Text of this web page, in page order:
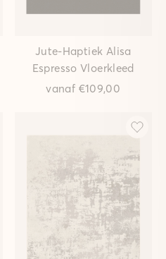
Jute-Haptiek Alisa
Espresso Vloerkleed
vanaf €109,00